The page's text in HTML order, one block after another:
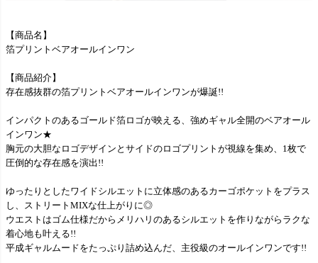
【商品名】
箔プリントベアオールインワン
【商品紹介】
存在感抜群の箔プリントベアオールインワンが爆誕!!
インパクトのあるゴールド箔ロゴが映える、強めギャル全開のベアオール
インワン★
胸元の大胆なロゴデザインとサイドのロゴプリントが視線を集め、1枚で
圧倒的な存在感を演出!!
ゆったりとしたワイドシルエットに立体感のあるカーゴポケットをプラス
し、ストリートMIXな仕上がりに◎
ウエストはゴム仕様だからメリハリのあるシルエットを作りながらラクな
着心地も叶える!!
平成ギャルムードをたっぷり詰め込んだ、主役級のオールインワンです!!